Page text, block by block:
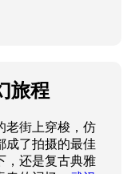
旅程
老街上穿梭，仿
成了拍摄的最佳
，还是复古典雅